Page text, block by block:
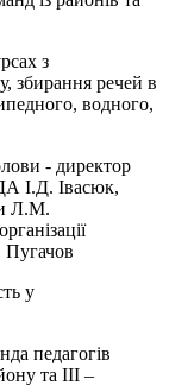
з
збирання речей в
водного,
- директор
І.Д. Івасюк,
Л.М.
Пугачов
у
педагогів
та ІІІ –